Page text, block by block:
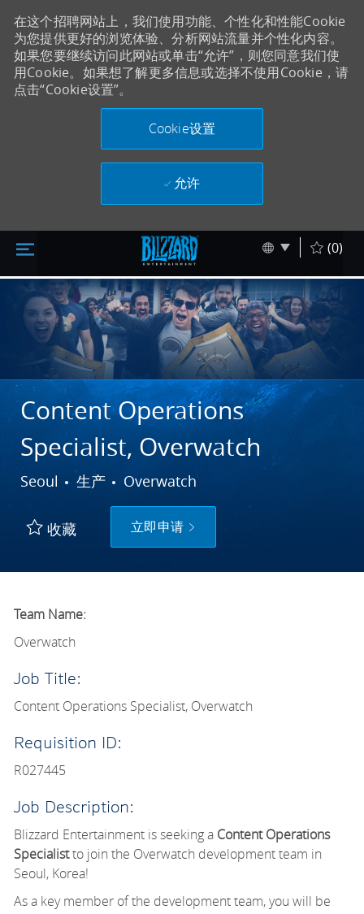
Skip to main content
在这个招聘网站上，我们使用功能、个性化和性能Cookie
为您提供更好的浏览体验、分析网站流量并个性化内容。
如果您要继续访问此网站或单击“允许”，则您同意我们使
用Cookie。如果想了解更多信息或选择不使用Cookie，请
点击“Cookie设置”。
Cookie设置
允许
跳至主内容 Language
Chinese(0)
Content Operations
Specialist, Overwatch
城市
Seoul 类别
生产 Overwatch
收藏 立即申请
Team Name:
Overwatch
Job Title:
Content Operations Specialist, Overwatch
Requisition ID:
R027445
Job Description:
Blizzard Entertainment is seeking a Content Operations
Specialistto join the Overwatch development team in
Seoul, Korea!
As a key member of the development team, you will be